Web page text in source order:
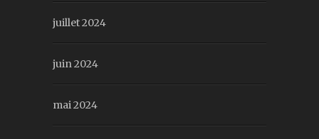
juillet 2024
juin 2024
mai 2024